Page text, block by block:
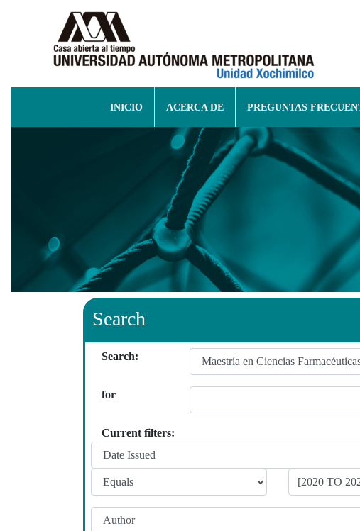
INICIO ACERCA DE PREGUNTAS
Search
Search:
for
Current filters: